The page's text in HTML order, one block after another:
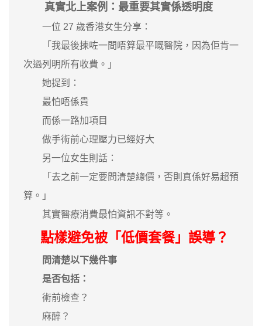
真實北上案例：最重要其實係透明度
一位 27 歲香港女生分享：
「我最後揀咗一間唔算最平嘅醫院，因為佢肯一
次過列明所有收費。」
她提到：
最怕唔係貴
而係一路加項目
做手術前心理壓力已經好大
另一位女生則話：
「去之前一定要問清楚總價，否則真係好易超預
算。」
其實醫療消費最怕資訊不對等。
點樣避免被「低價套餐」誤導？
問清楚以下幾件事
是否包括：
術前檢查？
麻醉？